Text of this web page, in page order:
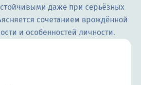
даже при серьёзных
сочетанием врождённой
и особенностей личности.